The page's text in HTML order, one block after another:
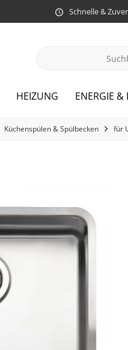
Schnelle &
HEIZUNG ENERGIE &
Küchenspülen & Spülbecken für